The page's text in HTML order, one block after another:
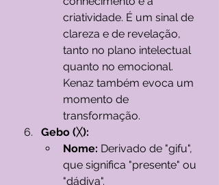
criatividade. É um sinal de
clareza e de revelação,
tanto no plano intelectual
quanto no emocional.
Kenaz também evoca um
momento de
transformação.
Gebo (ᚷ):
Nome: Derivado de "gifu",
que significa "presente" ou
"dádiva".